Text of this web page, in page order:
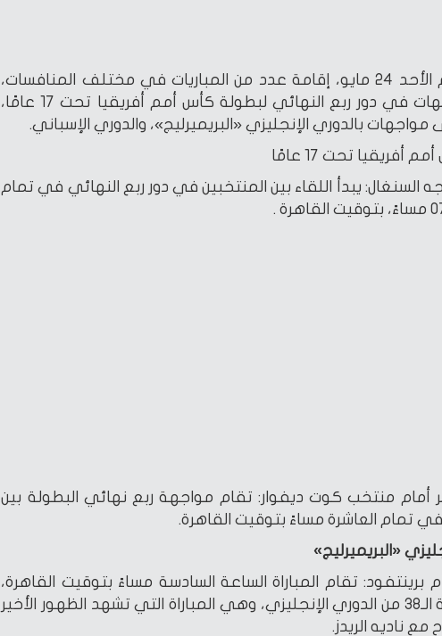
يشهد اليوم الأحد 24 مايو، إقامة عدد من المباريات في مختلف المنافسات،
بينها: مواجهات في دور ربع النهائي لبطولة كأس أمم أفريقيا تحت 17 عامًا،
مواجهات بالدوري الإنجليزي «البريميرليج»، والدوري الإسباني.
أفريقيا تحت 17 عامًا
السنغال: يبدأ اللقاء بين المنتخبين في دور ربع النهائي في تمام
منتخب كوت ديفوار: تقام مواجهة ربع نهائي البطولة بين
في تمام العاشرة مساءً بتوقيت القاهرة.
«البريميرليج»
برينتفود: تقام المباراة الساعة السادسة مساءً بتوقيت القاهرة،
ضمن الجولة الـ38 من الدوري الإنجليزي، وهي المباراة التي تشهد الظهور الأخير
ناديه الريدز.